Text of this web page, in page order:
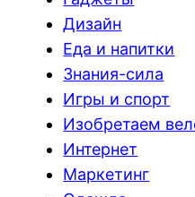
Дизайн
Еда и напитки
Знания-сила
Игры и спорт
Изобретаем
Интернет
Маркетинг